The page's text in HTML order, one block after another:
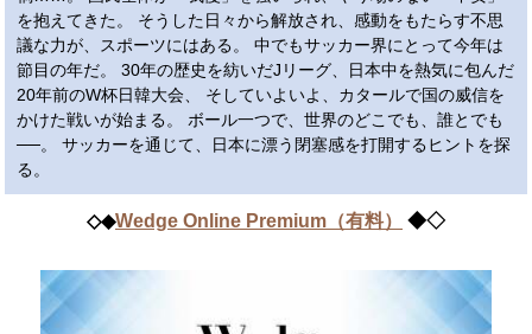
を抱えてきた。 そうした日々から解放され、感動をもたらす不思
議な力が、スポーツにはある。 中でもサッカー界にとって今年は
節目の年だ。 30年の歴史を紡いだJリーグ、日本中を熱気に包んだ
20年前のW杯日韓大会、 そしていよいよ、カタールで国の威信を
かけた戦いが始まる。 ボール一つで、世界のどこでも、誰とでも
──。 サッカーを通じて、日本に漂う閉塞感を打開するヒントを探
る。
◇◆Wedge Online Premium​（有料） ◆◇